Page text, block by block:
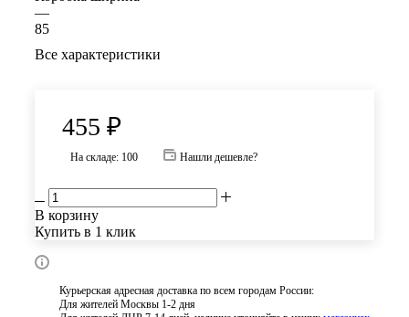
—
85
Все характеристики
455 ₽
На складе: 100 Нашли дешевле?
В корзину
Купить в 1 клик
Курьерская адресная доставка по всем городам России:
Для жителей Москвы 1-2 дня